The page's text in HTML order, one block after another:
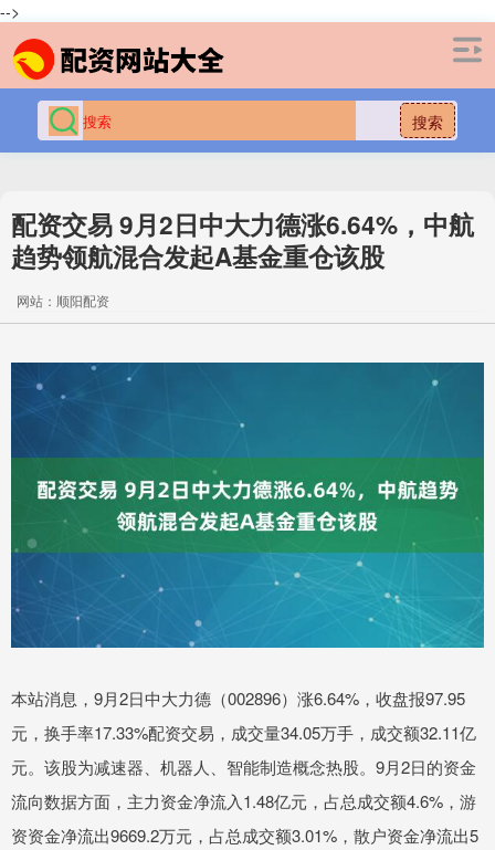
-->
搜索
配资交易 9月2日中大力德涨6.64%，中航
趋势领航混合发起A基金重仓该股
网站：顺阳配资
本站消息，9月2日中大力德（002896）涨6.64%，收盘报97.95
元，换手率17.33%配资交易，成交量34.05万手，成交额32.11亿
元。该股为减速器、机器人、智能制造概念热股。9月2日的资金
流向数据方面，主力资金净流入1.48亿元，占总成交额4.6%，游
资资金净流出9669.2万元，占总成交额3.01%，散户资金净流出5